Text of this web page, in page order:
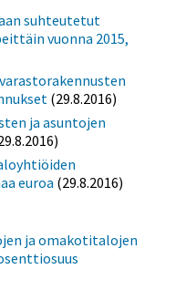
suhteutetut
vuonna 2015,
(29.8.2016)
ja asuntojen
euroa (29.8.2016)
ja omakotitalojen